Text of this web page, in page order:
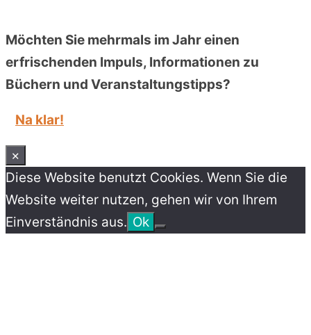
Möchten Sie mehrmals im Jahr einen
erfrischenden Impuls, Informationen zu
Büchern und Veranstaltungstipps?
Na klar!
×
Diese Website benutzt Cookies. Wenn Sie die
Website weiter nutzen, gehen wir von Ihrem
Einverständnis aus. Ok